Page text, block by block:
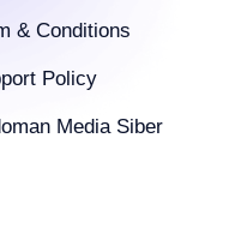
& Conditions
Policy
Media Siber